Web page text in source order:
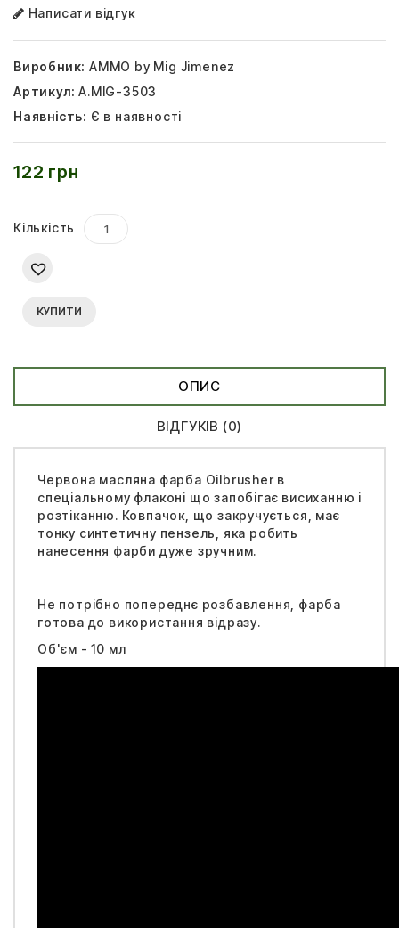
Написати відгук
Виробник: AMMO by Mig Jimenez
Артикул: A.MIG-3503
Наявність: Є в наявності
122 грн
Кількість
КУПИТИ
ОПИС
ВІДГУКІВ (0)
Червона масляна фарба Oilbrusher в
спеціальному флаконі що запобігає висиханню і
розтіканню. Ковпачок, що закручується, має
тонку синтетичну пензель, яка робить
нанесення фарби дуже зручним.
Не потрібно попереднє розбавлення, фарба
готова до використання відразу.
Об'єм - 10 мл